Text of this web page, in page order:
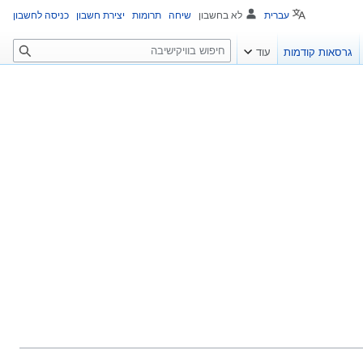
עברית לא בחשבון שיחה תרומות יצירת חשבון כניסה לחשבון
גרסאות קודמות עוד
ח
י